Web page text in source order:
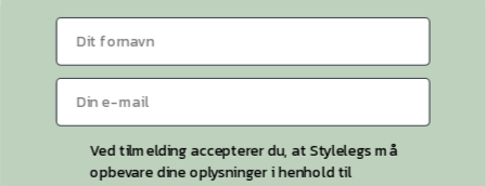
Stylelegs 2026 © | CVR 40786945 | Etableret 2015
Cookie-indstillinger
kan til enhver tid afmelde dig disse e-mails.
BLIV EN DEL AF VORES UNIVERS
Ellers tak